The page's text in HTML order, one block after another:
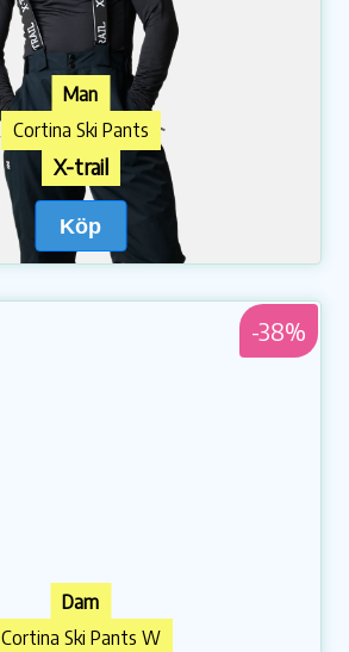
Man
Cortina Ski Pants
X-trail
Köp
-38%
Dam
Cortina Ski Pants W